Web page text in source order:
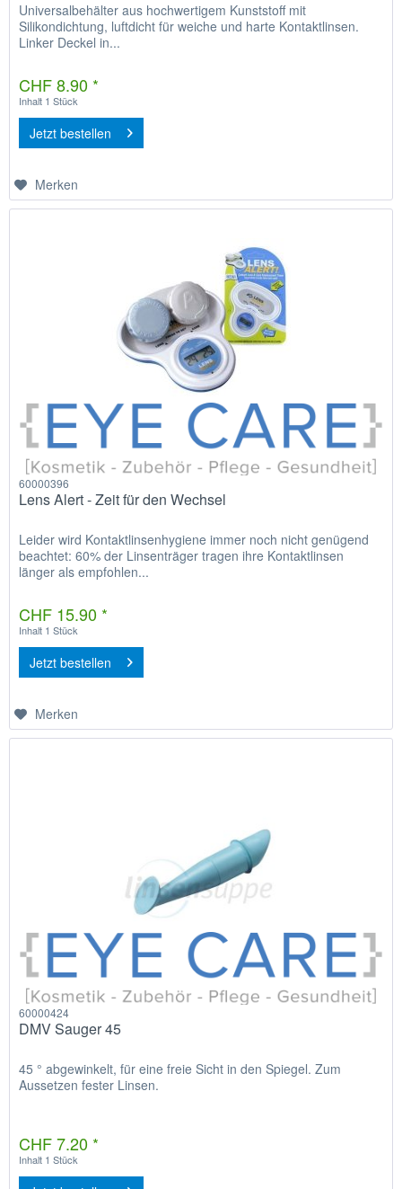
Universalbehälter aus hochwertigem Kunststoff mit
Silikondichtung, luftdicht für weiche und harte Kontaktlinsen.
Linker Deckel in...
CHF 8.90 *
Inhalt 1 Stück
Jetzt bestellen
Merken
60000396
Lens Alert - Zeit für den Wechsel
Leider wird Kontaktlinsenhygiene immer noch nicht genügend
beachtet: 60% der Linsenträger tragen ihre Kontaktlinsen
länger als empfohlen...
CHF 15.90 *
Inhalt 1 Stück
Jetzt bestellen
Merken
60000424
DMV Sauger 45
45 ° abgewinkelt, für eine freie Sicht in den Spiegel. Zum
Aussetzen fester Linsen.
CHF 7.20 *
Inhalt 1 Stück